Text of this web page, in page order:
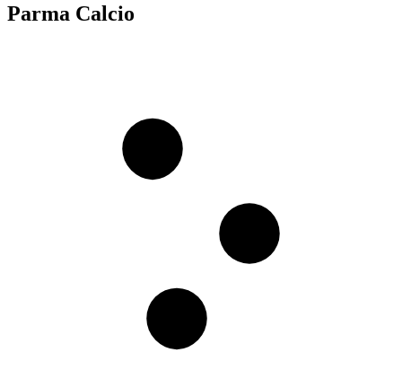
Parma Calcio